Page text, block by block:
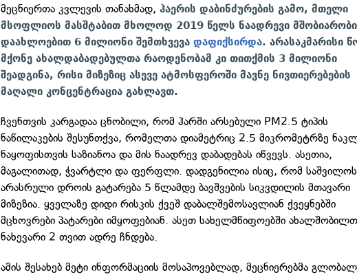
მეცნიერთა კვლევის თანახმად,ჰაერის დაბინძურების გამო, მთელი
მსოფლიოს მასშტაბით მხოლოდ 2019 წელს ნაადრევი
დაახლოებით 6 მილიონი შემთხვევადაფიქსირდა. არასაკმარისი
მქონე ახალდაბადებულთა რაოდენობამ კი თითქმის 3 მილიონი
შეადგინა, რისი მიზეზიც ასევე ატმოსფეროში მავნე ნივთიერებების
მაღალი კონცენტრაცია გახლავთ.
ჩვენთვის კარგადაა ცნობილი, რომ ჰარში არსებული PM2.5 ტიპის
ნაწილაკების შესუნთქვა, რომელთა დიამეტრიც 2.5 მიკრომეტრზე
ნაყოფისთვის საზიანოა და მის ნაადრევ დაბადებას იწვევს. ასეთია,
მაგალითად, ჭვარტლი და ფერფლი. დადგენილია ისიც, რომ
არასრული დროის გატარება 5 წლამდე ბავშვების სიკვდილის მთავარი
მიზეზია. ყველაზე დიდი რისკის ქვეშ დაბალშემოსავლიან ქვეყნებში
მცხოვრები პატარები იმყოფებიან. ასეთ სახელმწიფოებში
ნახევარი 2 თვით ადრე ჩნდება.
ამის შესახებ მეტი ინფორმაციის მოსაპოვებლად, მეცნიერებმა